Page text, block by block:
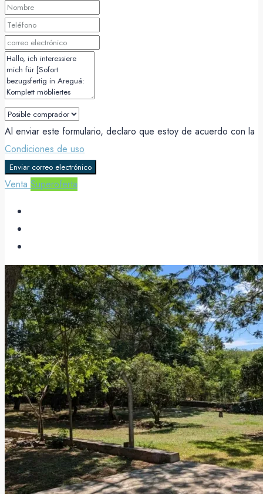
Al enviar este formulario, declaro que estoy de acuerdo con la
Condiciones de uso
Enviar correo electrónico
Venta Superoferta